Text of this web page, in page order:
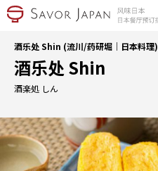
酒乐处 Shin (流川/药研堀｜日本料理)
酒乐处 Shin
酒楽処 しん